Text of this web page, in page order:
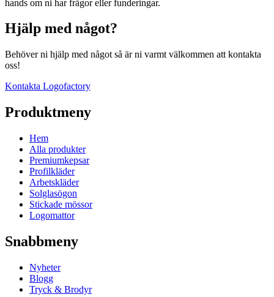
hands om ni har frågor eller funderingar.
Hjälp med något?
Behöver ni hjälp med något så är ni varmt välkommen att kontakta
oss!
Kontakta Logofactory
Produktmeny
Hem
Alla produkter
Premiumkepsar
Profilkläder
Arbetskläder
Solglasögon
Stickade mössor
Logomattor
Snabbmeny
Nyheter
Blogg
Tryck & Brodyr